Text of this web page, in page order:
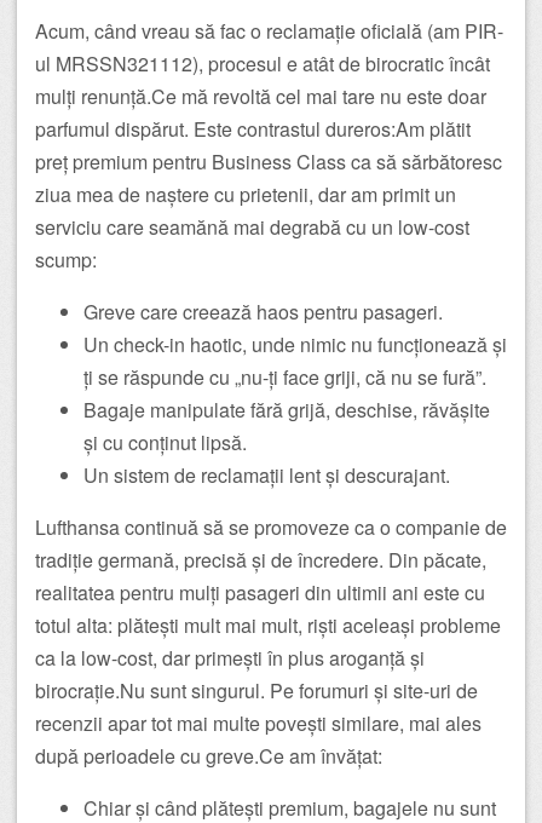
Acum, când vreau să fac o reclamație oficială (am PIR-
ul MRSSN321112), procesul e atât de birocratic încât
mulți renunță.Ce mă revoltă cel mai tare nu este doar
parfumul dispărut. Este contrastul dureros:Am plătit
preț premium pentru Business Class ca să sărbătoresc
ziua mea de naștere cu prietenii, dar am primit un
serviciu care seamănă mai degrabă cu un low-cost
scump:
Greve care creează haos pentru pasageri.
Un check-in haotic, unde nimic nu funcționează și
ți se răspunde cu „nu-ți face griji, că nu se fură”.
Bagaje manipulate fără grijă, deschise, răvășite
și cu conținut lipsă.
Un sistem de reclamații lent și descurajant.
Lufthansa continuă să se promoveze ca o companie de
tradiție germană, precisă și de încredere. Din păcate,
realitatea pentru mulți pasageri din ultimii ani este cu
totul alta: plătești mult mai mult, riști aceleași probleme
ca la low-cost, dar primești în plus aroganță și
birocrație.Nu sunt singurul. Pe forumuri și site-uri de
recenzii apar tot mai multe povești similare, mai ales
după perioadele cu greve.Ce am învățat:
Chiar și când plătești premium, bagajele nu sunt